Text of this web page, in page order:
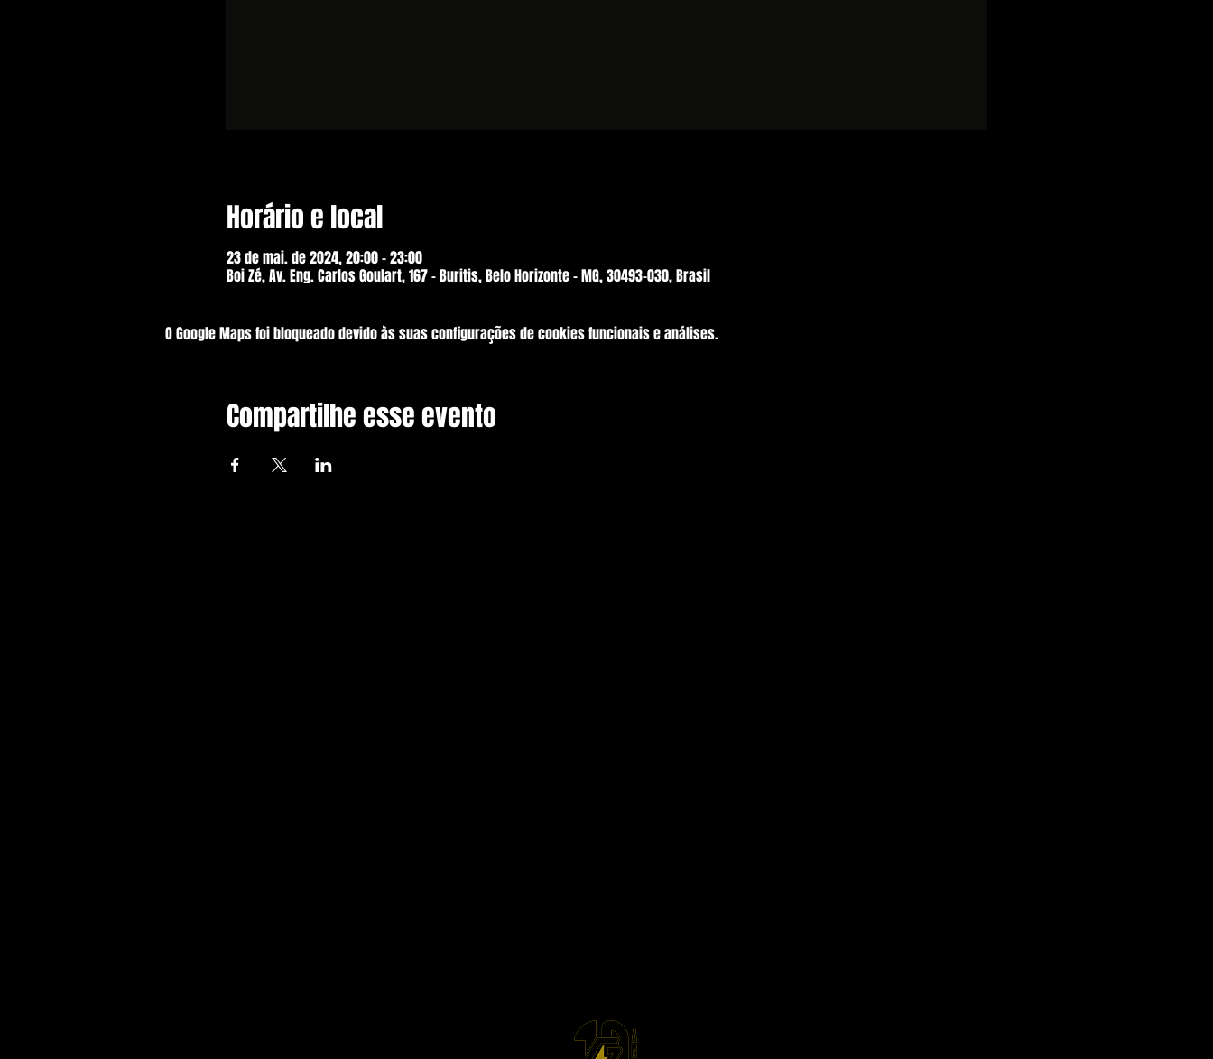
Horário e local
23 de mai. de 2024, 20:00 – 23:00
Boi Zé, Av. Eng. Carlos Goulart, 167 - Buritis, Belo Horizonte - MG, 30493-030, Brasil
O Google Maps foi bloqueado devido às suas configurações de cookies funcionais e análises.
Compartilhe esse evento